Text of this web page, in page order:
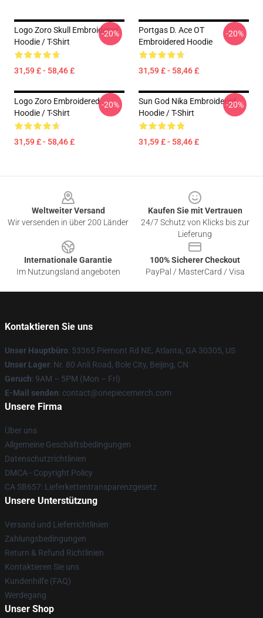
Logo Zoro Skull Embroidered
Hoodie / T-Shirt
31,59 £ - 58,46 £
-20%
Portgas D. Ace OT
Embroidered Hoodie
31,59 £ - 58,46 £
-20%
Logo Zoro Embroidered
Hoodie / T-Shirt
31,59 £ - 58,46 £
-20%
Sun God Nika Embroidered
Hoodie / T-Shirt
31,59 £ - 58,46 £
-20%
Weltweiter Versand
Wir versenden in über 200 Länder
Kaufen Sie mit Vertrauen
24/7 Schutz von Klicks bis zur
Lieferung
Internationale Garantie
Im Nutzungsland angeboten
100% Sicherer Checkout
PayPal / MasterCard / Visa
Kontaktieren Sie uns
Unser Hauptbüro: 53365 Piemont Rd NE, Atlanta, GA 30305, US
Unser Lager: Nr. 80 Anli Road, Bole City, Beijing, CN
Geruch: 9AM – 5PM (Mon – Fri)
E-Mail senden: contact@onepiecemerch.com
Unsere Firma
Über uns
Allgemeine Geschäftsbedingungen
Datenschutzrichtlinien
DMCA - Copyright Policy
CA SB657: Lieferkettentransparenzgesetz
Unsere Unterstützung
Versand und Lieferrichtlinien
Zahlungsbedingungen
Return & Refund Richtlinien
Kontaktieren Sie uns
Kundenhilfe (FAQ)
Werdegang
Unser Shop